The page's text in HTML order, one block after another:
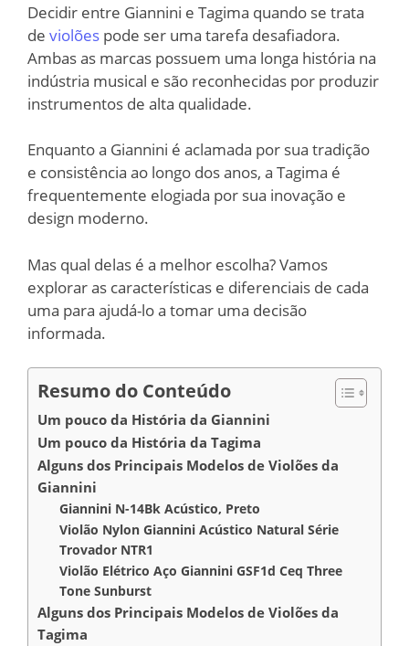
Decidir entre Giannini e Tagima quando se trata
de violões pode ser uma tarefa desafiadora.
Ambas as marcas possuem uma longa história na
indústria musical e são reconhecidas por produzir
instrumentos de alta qualidade.
Enquanto a Giannini é aclamada por sua tradição
e consistência ao longo dos anos, a Tagima é
frequentemente elogiada por sua inovação e
design moderno.
Mas qual delas é a melhor escolha? Vamos
explorar as características e diferenciais de cada
uma para ajudá-lo a tomar uma decisão
informada.
Resumo do Conteúdo
Um pouco da História da Giannini
Um pouco da História da Tagima
Alguns dos Principais Modelos de Violões da
Giannini
Giannini N-14Bk Acústico, Preto
Violão Nylon Giannini Acústico Natural Série
Trovador NTR1
Violão Elétrico Aço Giannini GSF1d Ceq Three
Tone Sunburst
Alguns dos Principais Modelos de Violões da
Tagima